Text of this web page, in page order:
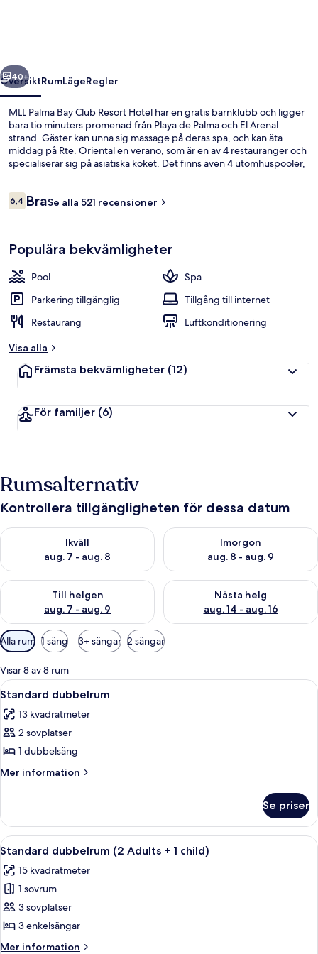
Nästa
40+
ÖversiktRumLägeRegler
MLL Palma Bay Club Resort Hotel har en gratis barnklubb och ligger
bara tio minuters promenad från Playa de Palma och El Arenal
strand. Gäster kan unna sig massage på deras spa, och kan äta
middag på Rte. Oriental en verano, som är en av 4 restauranger och
specialiserar sig på asiatiska köket. Det finns även 4 utomhuspooler,
Recensioner
6,46,4 av 10,
BraSe alla 521 recensioner
Populära bekvämligheter
Pool
Spa
Parkering tillgänglig
Tillgång till internet
Restaurang
Luftkonditionering
Visa alla
Främsta bekvämligheter (12)
För familjer (6)
Rumsalternativ
Kontrollera tillgängligheten för dessa datum
Ikväll
aug. 7 - aug. 8
Kontrollera tillgängligheten för ikväll aug. 7 - aug. 8
Imorgon
aug. 8 - aug. 9
Kontrollera tillgängligheten
Till helgen
aug. 7 - aug. 9
Kontrollera tillgängligheten för den här helgen aug. 7 - aug. 9
Nästa helg
aug. 14 - aug. 16
Kontrollera tillgängligheten
Tillgängliga
filter
för
rum
Alla rum 1 säng 3+ sängar 2 sängar
Visar 8 av 8 rum
Öppna
alla
foton
för
Standard
dubbelrum
Ett modernt sovrum med två
3
Standard dubbelrum
13 kvadratmeter
2 sovplatser
1 dubbelsäng
Mer information
Mer
dubbelrum
Se priser
Öppna
alla
foton
för
Standard
dubbelrum
(2
Ett hotellrum med två sängar, ett
4
Standard dubbelrum (2 Adults + 1 child)
15 kvadratmeter
1 sovrum
3 sovplatser
3 enkelsängar
Mer information
Mer